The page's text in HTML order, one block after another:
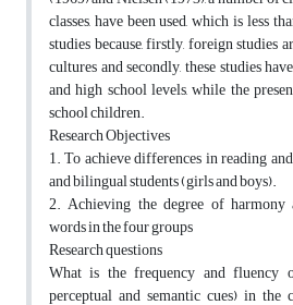
classes, have been used, which is less
studies because, firstly, foreign studies
cultures and secondly, these studies
and high school levels, while the
school children.
Research Objectives
1. To achieve differences in reading
and bilingual students (girls and boys).
2. Achieving the degree of harmony
words in the four groups
Research questions
What is the frequency and fluency
perceptual and semantic cues) in the